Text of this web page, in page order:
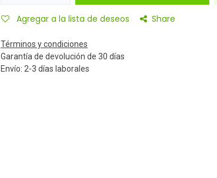
Agregar a la lista de deseos Share
Términos y condiciones
Garantía de devolución de 30 días
Envío: 2-3 días laborales